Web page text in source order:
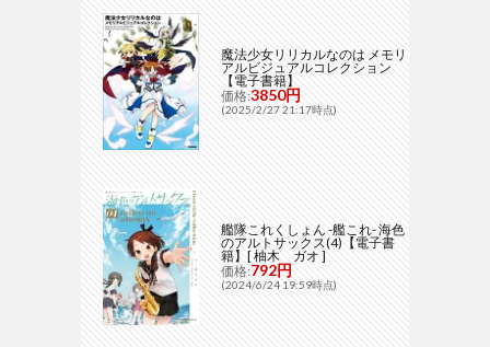
魔法少女リリカルなのは メモリ
アルビジュアルコレクション
【電子書籍】
価格:3850円
(2025/2/27 21:17時点)
艦隊これくしょん -艦これ- 海色
のアルトサックス(4)【電子書
籍】[ 柚木 ガオ ]
価格:792円
(2024/6/24 19:59時点)